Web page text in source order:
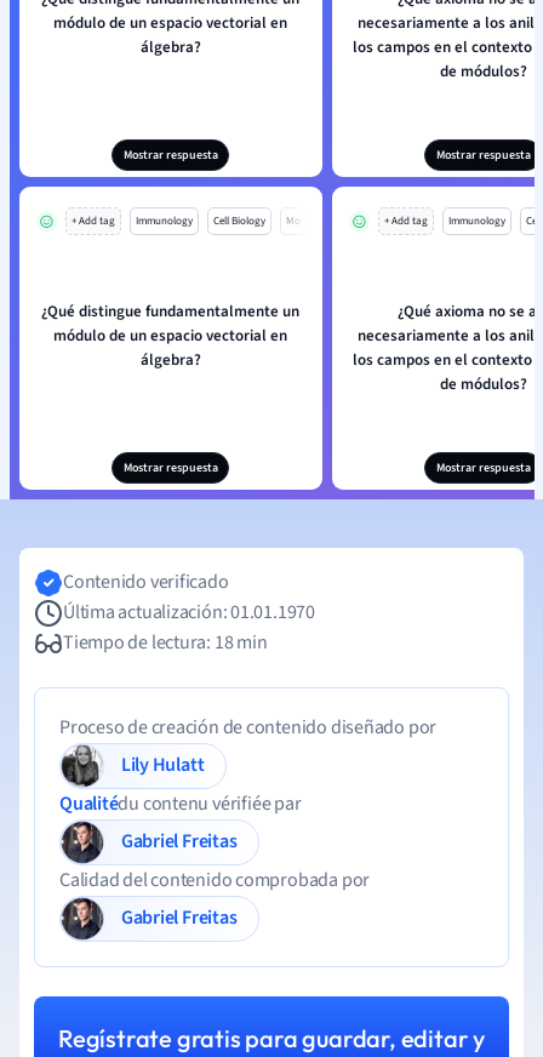
módulo de un espacio vectorial en
álgebra?
Mostrar respuesta
necesariamente a los
los campos en el contexto
de módulos?
Mostrar respuesta
+ Add tag Immunology Cell Biology Mo
¿Qué distingue fundamentalmente un
módulo de un espacio vectorial en
álgebra?
Mostrar respuesta
+ Add tag Immunology
¿Qué axioma no se
necesariamente a los
los campos en el contexto
de módulos?
Mostrar respuesta
Contenido verificado
Última actualización: 01.01.1970
Tiempo de lectura: 18 min
Proceso de creación de contenido diseñado por
Lily Hulatt
Qualitédu contenu vérifiée par
Gabriel Freitas
Calidad del contenido comprobada por
Gabriel Freitas
Regístrate gratis para guardar, editar y